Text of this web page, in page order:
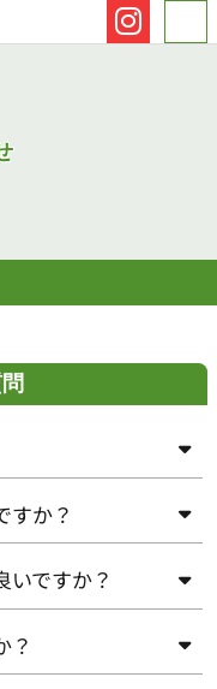
ご連絡ください。
すか？
まいませんがペグ
いですか？
ません。また、必
？